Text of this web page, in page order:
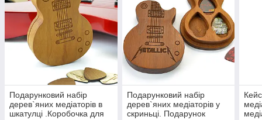
Подарунковий набір
дерев`яних медіаторів в
шкатулці .Коробочка для
Подарунковий набір
дерев`яних медіаторів у
скриньці. Подарунок